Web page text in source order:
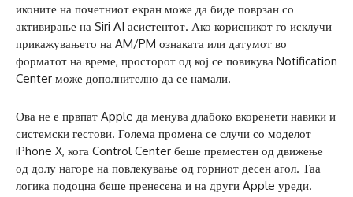
иконите на почетниот екран може да биде поврзан со
активирање на Siri AI асистентот. Ако корисникот го исклучи
прикажувањето на AM/PM ознаката или датумот во
форматот на време, просторот од кој се повикува Notification
Center може дополнително да се намали.
Ова не е првпат Apple да менува длабоко вкоренети навики и
системски гестови. Голема промена се случи со моделот
iPhone X, кога Control Center беше преместен од движење
од долу нагоре на повлекување од горниот десен агол. Таа
логика подоцна беше пренесена и на други Apple уреди.